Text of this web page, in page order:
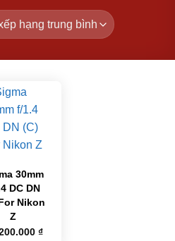
30mm
DC DN
Nikon
Z
₫